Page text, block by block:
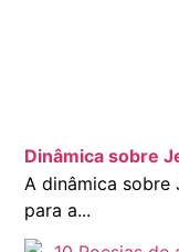
Dinâmica sobre
A dinâmica sobre
para a...